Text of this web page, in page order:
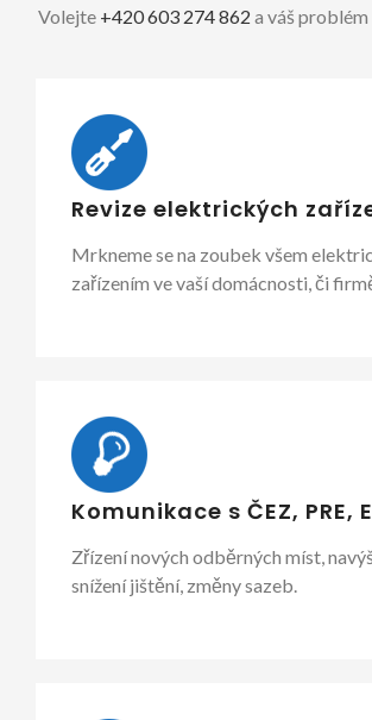
Volejte +420 603 274 862 a váš problém
Revize elektrických
Mrkneme se na zoubek všem
zařízením ve vaší domácnosti, či
Komunikace s ČEZ, PRE,
Zřízení nových odběrných míst,
snížení jištění, změny sazeb.